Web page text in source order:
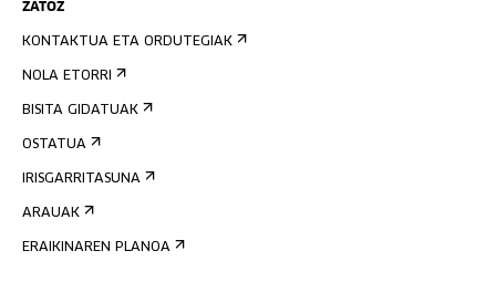
ZATOZ
KONTAKTUA ETA ORDUTEGIAK
NOLA ETORRI
BISITA GIDATUAK
OSTATUA
IRISGARRITASUNA
ARAUAK
ERAIKINAREN PLANOA